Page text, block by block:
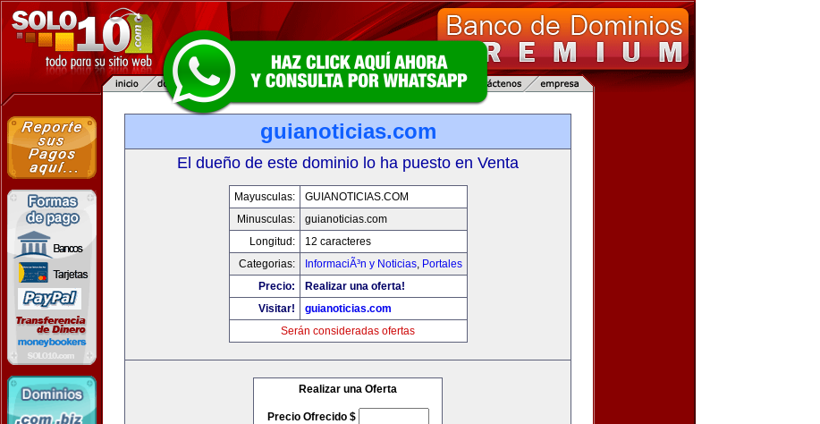
guianoticias.com
El dueño de este dominio lo ha puesto en Venta
Mayusculas:
GUIANOTICIAS.COM
Minusculas:
guianoticias.com
Longitud:
12 caracteres
Categorias:
InformaciÃ³n y Noticias, Portales
Precio:
Realizar una oferta!
Visitar!
guianoticias.com
Serán consideradas ofertas
Realizar una Oferta
Precio Ofrecido $